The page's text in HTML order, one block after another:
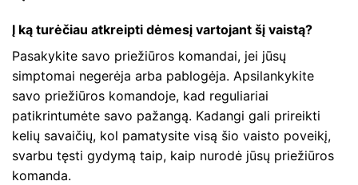
Į ką turėčiau atkreipti dėmesį vartojant šį vaistą?
Pasakykite savo priežiūros komandai, jei jūsų
simptomai negerėja arba pablogėja. Apsilankykite
savo priežiūros komandoje, kad reguliariai
patikrintumėte savo pažangą. Kadangi gali prireikti
kelių savaičių, kol pamatysite visą šio vaisto poveikį,
svarbu tęsti gydymą taip, kaip nurodė jūsų priežiūros
komanda.